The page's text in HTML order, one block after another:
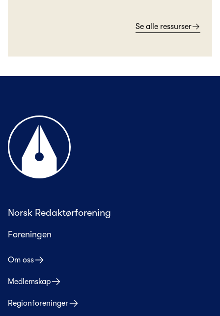
Se alle ressurser
Til forsiden
Norsk Redaktørforening
Foreningen
Om oss
Medlemskap
Regionforeninger